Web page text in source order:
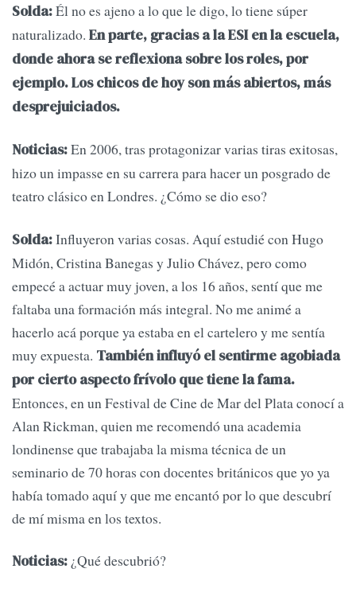
Solda:Él no es ajeno a lo que le digo, lo tiene súper
naturalizado. En parte, gracias a la ESI en la escuela,
donde ahora se reflexiona sobre los roles, por
ejemplo. Los chicos de hoy son más abiertos, más
desprejuiciados.
Noticias:En 2006, tras protagonizar varias tiras exitosas,
hizo un impasse en su carrera para hacer un posgrado de
teatro clásico en Londres. ¿Cómo se dio eso?
Solda:Influyeron varias cosas. Aquí estudié con Hugo
Midón, Cristina Banegas y Julio Chávez, pero como
empecé a actuar muy joven, a los 16 años, sentí que me
faltaba una formación más integral. No me animé a
hacerlo acá porque ya estaba en el cartelero y me sentía
muy expuesta. También influyó el sentirme agobiada
por cierto aspecto frívolo que tiene la fama.
Entonces, en un Festival de Cine de Mar del Plata conocí a
Alan Rickman, quien me recomendó una academia
londinense que trabajaba la misma técnica de un
seminario de 70 horas con docentes británicos que yo ya
había tomado aquí y que me encantó por lo que descubrí
de mí misma en los textos.
Noticias: ¿Qué descubrió?